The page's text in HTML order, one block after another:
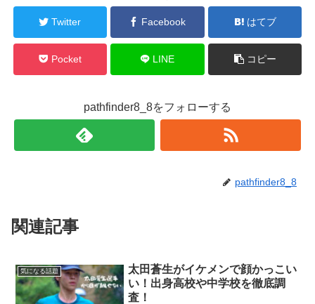
Twitter Facebook はてブ
Pocket LINE コピー
pathfinder8_8をフォローする
pathfinder8_8
関連記事
気になる話題
太田蒼生がイケメンで顔かっこい
い！出身高校や中学校を徹底調
査！